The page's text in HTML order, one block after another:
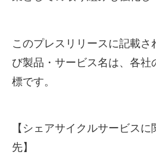
このプレスリリースに記載さ
び製品・サービス名は、各社
標です。
【シェアサイクルサービス
先】